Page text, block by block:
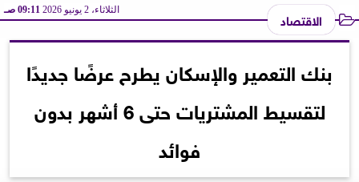
الاقتصاد الثلاثاء، 2 يونيو 2026 09:11 صـ
بنك التعمير والإسكان يطرح عرضًا جديدًا
لتقسيط المشتريات حتى 6 أشهر بدون
فوائد